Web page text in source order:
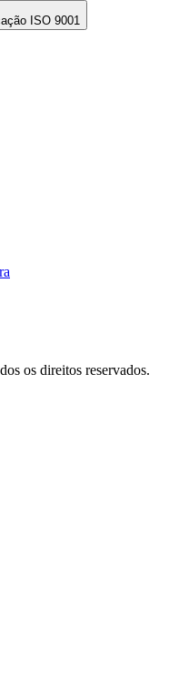
ISO 9001
os direitos reservados.